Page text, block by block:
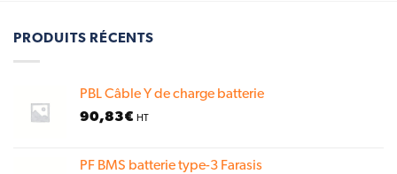
PRODUITS RÉCENTS
PBL Câble Y de charge batterie
90,83€ HT
PF BMS batterie type-3 Farasis